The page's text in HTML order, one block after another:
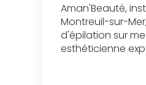
Aman'Beauté,
Montreuil-sur-
d'épilation sur
esthéticienne